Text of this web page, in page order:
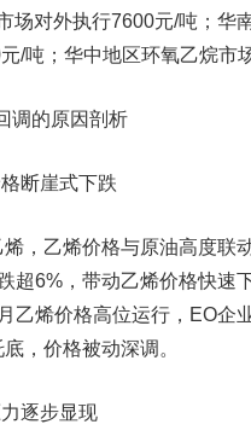
场对外执行7600元/吨；华
/吨；华中地区环氧乙烷市
调的原因剖析
断崖式下跌
，乙烯价格与原油高度联
超6%，带动乙烯价格快速
乙烯价格高位运行，EO企
，价格被动深调。
逐步显现